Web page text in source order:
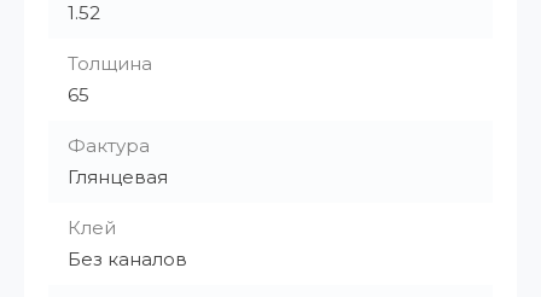
1.52
Толщина
65
Фактура
Глянцевая
Клей
Без каналов